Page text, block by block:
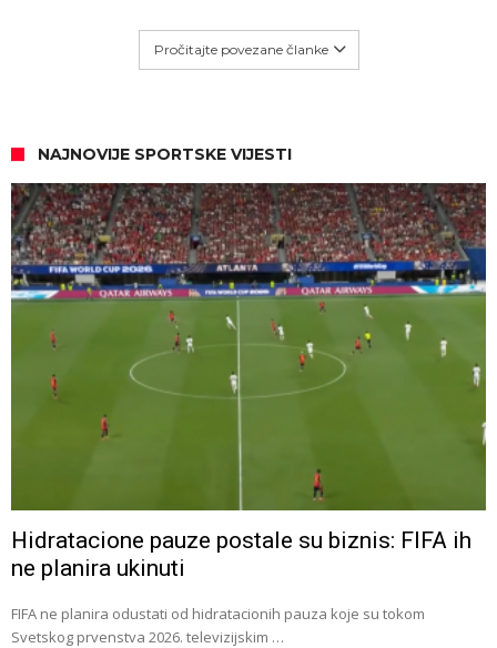
Pročitajte povezane članke
NAJNOVIJE SPORTSKE VIJESTI
Hidratacione pauze postale su biznis: FIFA ih
ne planira ukinuti
FIFA ne planira odustati od hidratacionih pauza koje su tokom
Svetskog prvenstva 2026. televizijskim …